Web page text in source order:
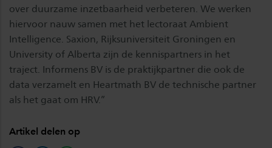
over duurzame inzetbaarheid verbeteren. We werken
hiervoor nauw samen met het lectoraat Ambient
Intelligence. Saxion, Rijksuniversiteit Groningen en
University of Alberta zijn de kennispartners in het
traject. Informens BV is de praktijkpartner die ook de
data verzamelt en Heartmath BV de technische partner
als het gaat om HRV.”
Artikel delen op